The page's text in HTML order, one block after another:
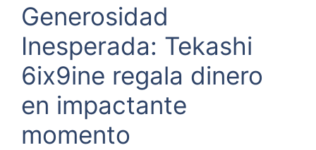
Generosidad
Inesperada: Tekashi
6ix9ine regala dinero
en impactante
momento